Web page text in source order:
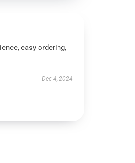
easy ordering,
Dec 4, 2024